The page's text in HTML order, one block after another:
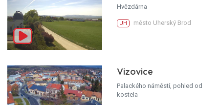
Hvězdárna
UH město Uherský Brod
Vizovice
Palackého náměstí, pohled od
kostela